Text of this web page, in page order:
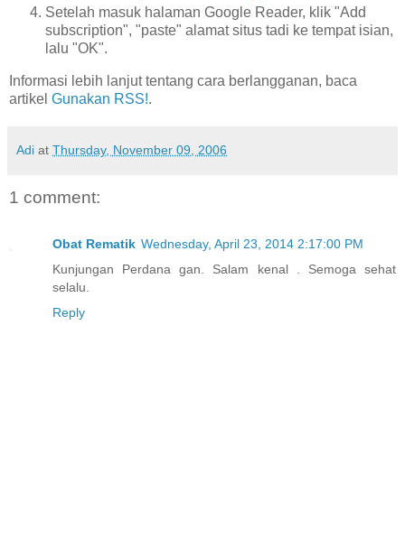
Setelah masuk halaman Google Reader, klik "Add
subscription", "paste" alamat situs tadi ke tempat isian,
lalu "OK".
Informasi lebih lanjut tentang cara berlangganan, baca
artikel Gunakan RSS!.
Adi at Thursday, November 09, 2006
1 comment:
Obat Rematik Wednesday, April 23, 2014 2:17:00 PM
Kunjungan Perdana gan. Salam kenal . Semoga sehat
selalu.
Reply